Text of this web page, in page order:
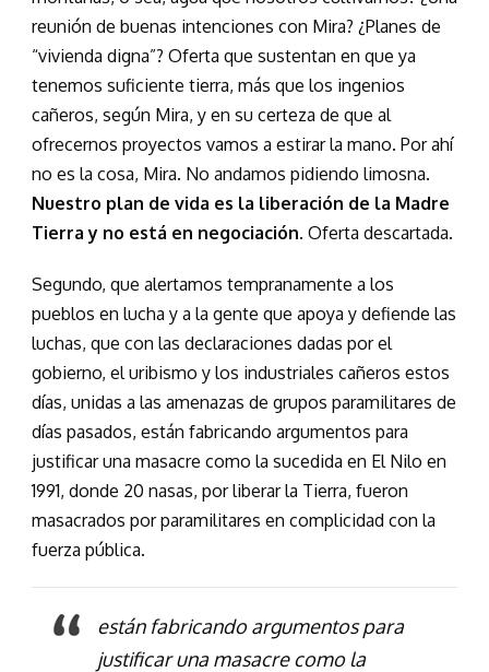
reunión de buenas intenciones con Mira? ¿Planes de
“vivienda digna”? Oferta que sustentan en que ya
tenemos suficiente tierra, más que los ingenios
cañeros, según Mira, y en su certeza de que al
ofrecernos proyectos vamos a estirar la mano. Por ahí
no es la cosa, Mira. No andamos pidiendo limosna.
Nuestro plan de vida es la liberación de la Madre
Tierra y no está en negociación. Oferta descartada.
Segundo, que alertamos tempranamente a los
pueblos en lucha y a la gente que apoya y defiende las
luchas, que con las declaraciones dadas por el
gobierno, el uribismo y los industriales cañeros estos
días, unidas a las amenazas de grupos paramilitares de
días pasados, están fabricando argumentos para
justificar una masacre como la sucedida en El Nilo en
1991, donde 20 nasas, por liberar la Tierra, fueron
masacrados por paramilitares en complicidad con la
fuerza pública.
están fabricando argumentos para
justificar una masacre como la